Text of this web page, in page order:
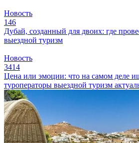
Новость
146
Дубай, созданный для двоих: где
выездной туризм
Новость
3414
Цена или эмоции: что на самом деле
туроператоры выездной туризм